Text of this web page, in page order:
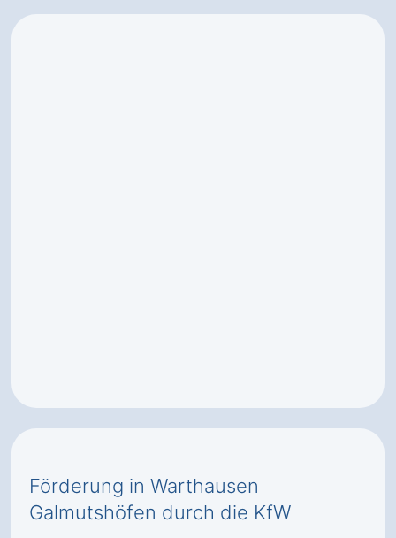
Förderung in Warthausen
Galmutshöfen durch die KfW